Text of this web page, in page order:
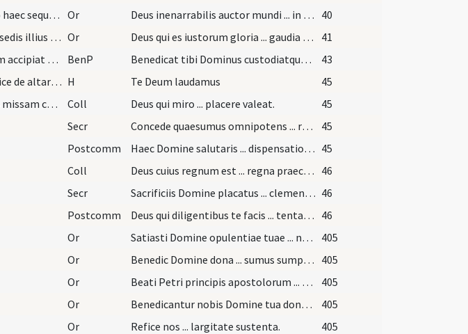
Deinde ab altero episcopo haec sequitur oratio. Or Deus inenarrabilis auctor mundi ... in pace victores. Quod ipse 40
Tunc demum ab episcopo sedis illius de oleo sanct… Or Deus qui es iustorum gloria ... gaudia aeterna mereatur. Per eundem
41
Postea ab episcopis ensem accipiat et cum ense to… BenP Benedicat tibi Dominus custodiatque ... potiri mereantur. Quod ipse
43
Deinde coronatus honorifice de altari per chorum… H Te Deum laudamus
45
Tunc episcopus sedis illius missam celebret plena… Coll Deus qui miro ... placere valeat.
45
Secr Concede quaesumus omnipotens ... reddatur acceptus. Per
45
Postcomm Haec Domine salutaris ... dispensatione redemptus. Per 45
Coll Deus cuius regnum est ... regna praecellant. 46
Secr Sacrificiis Domine placatus ... clementer indulge. Per 46
Postcomm Deus qui diligentibus te facis ... tentatione muniri. 46
Or Satiasti Domine opulentiae tuae ... non sit honerosum.
405
Or Benedic Domine dona ... sumus sumpturi. 405
Or Beati Petri principis apostolorum ... Filius benedicat.
405
Or Benedicantur nobis Domine tua dona ... Deus benedictis.
405
Or Refice nos ... largitate sustenta.
405